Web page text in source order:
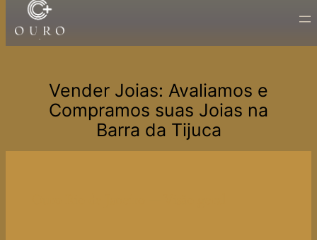
Pular
para
Vender Joias: Avaliamos e
Compramos suas Joias na
Barra da Tijuca